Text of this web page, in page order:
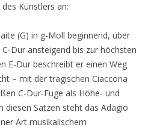
Künstlers an:
(G) in g-Moll beginnend, über
Dur ansteigend bis zur höchsten
E-Dur beschreibt er einen Weg
– mit der tragischen Ciaccona
C-Dur-Fuge als Höhe- und
diesen Sätzen steht das Adagio
Art musikalischem